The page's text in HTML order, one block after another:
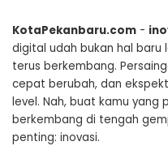
KotaPekanbaru.com -
digital udah bukan hal baru
terus berkembang.
cepat berubah, dan
level. Nah, buat kamu yang
berkembang di tengah
penting: inovasi.